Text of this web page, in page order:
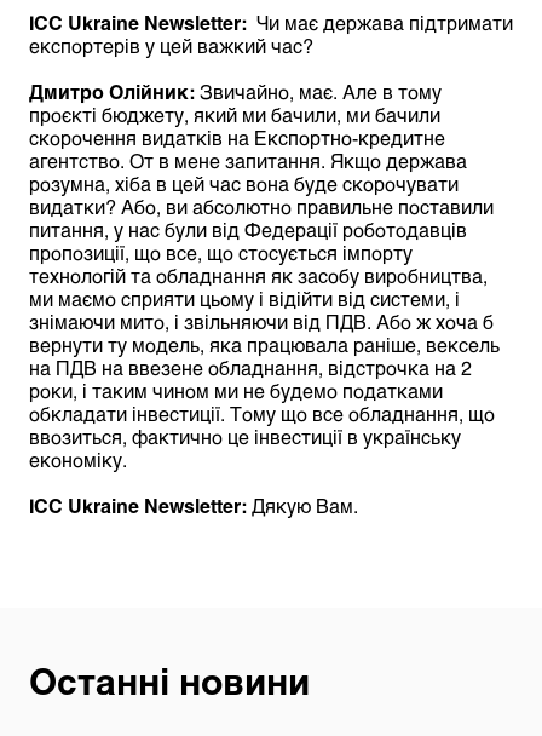
ІСС Ukraine Newsletter: Чи має держава підтримати
експортерів у цей важкий час?
Дмитро Олійник: Звичайно, має. Але в тому
проєкті бюджету, який ми бачили, ми бачили
скорочення видатків на Експортно-кредитне
агентство. От в мене запитання. Якщо держава
розумна, хіба в цей час вона буде скорочувати
видатки? Або, ви абсолютно правильне поставили
питання, у нас були від Федерації роботодавців
пропозиції, що все, що стосується імпорту
технологій та обладнання як засобу виробництва,
ми маємо сприяти цьому і відійти від системи, і
знімаючи мито, і звільняючи від ПДВ. Або ж хоча б
вернути ту модель, яка працювала раніше, вексель
на ПДВ на ввезене обладнання, відстрочка на 2
роки, і таким чином ми не будемо податками
обкладати інвестиції. Тому що все обладнання, що
ввозиться, фактично це інвестиції в українську
економіку.
ІСС Ukraine Newsletter: Дякую Вам.
Останні новини